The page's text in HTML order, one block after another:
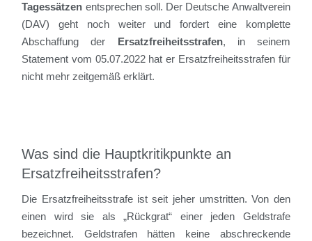
Tagessätzen entsprechen soll. Der Deutsche Anwaltverein
(DAV) geht noch weiter und fordert eine komplette
Abschaffung der Ersatzfreiheitsstrafen, in seinem
Statement vom 05.07.2022 hat er Ersatzfreiheitsstrafen für
nicht mehr zeitgemäß erklärt.
Was sind die Hauptkritikpunkte an
Ersatzfreiheitsstrafen?
Die Ersatzfreiheitsstrafe ist seit jeher umstritten. Von den
einen wird sie als „Rückgrat“ einer jeden Geldstrafe
bezeichnet. Geldstrafen hätten keine abschreckende